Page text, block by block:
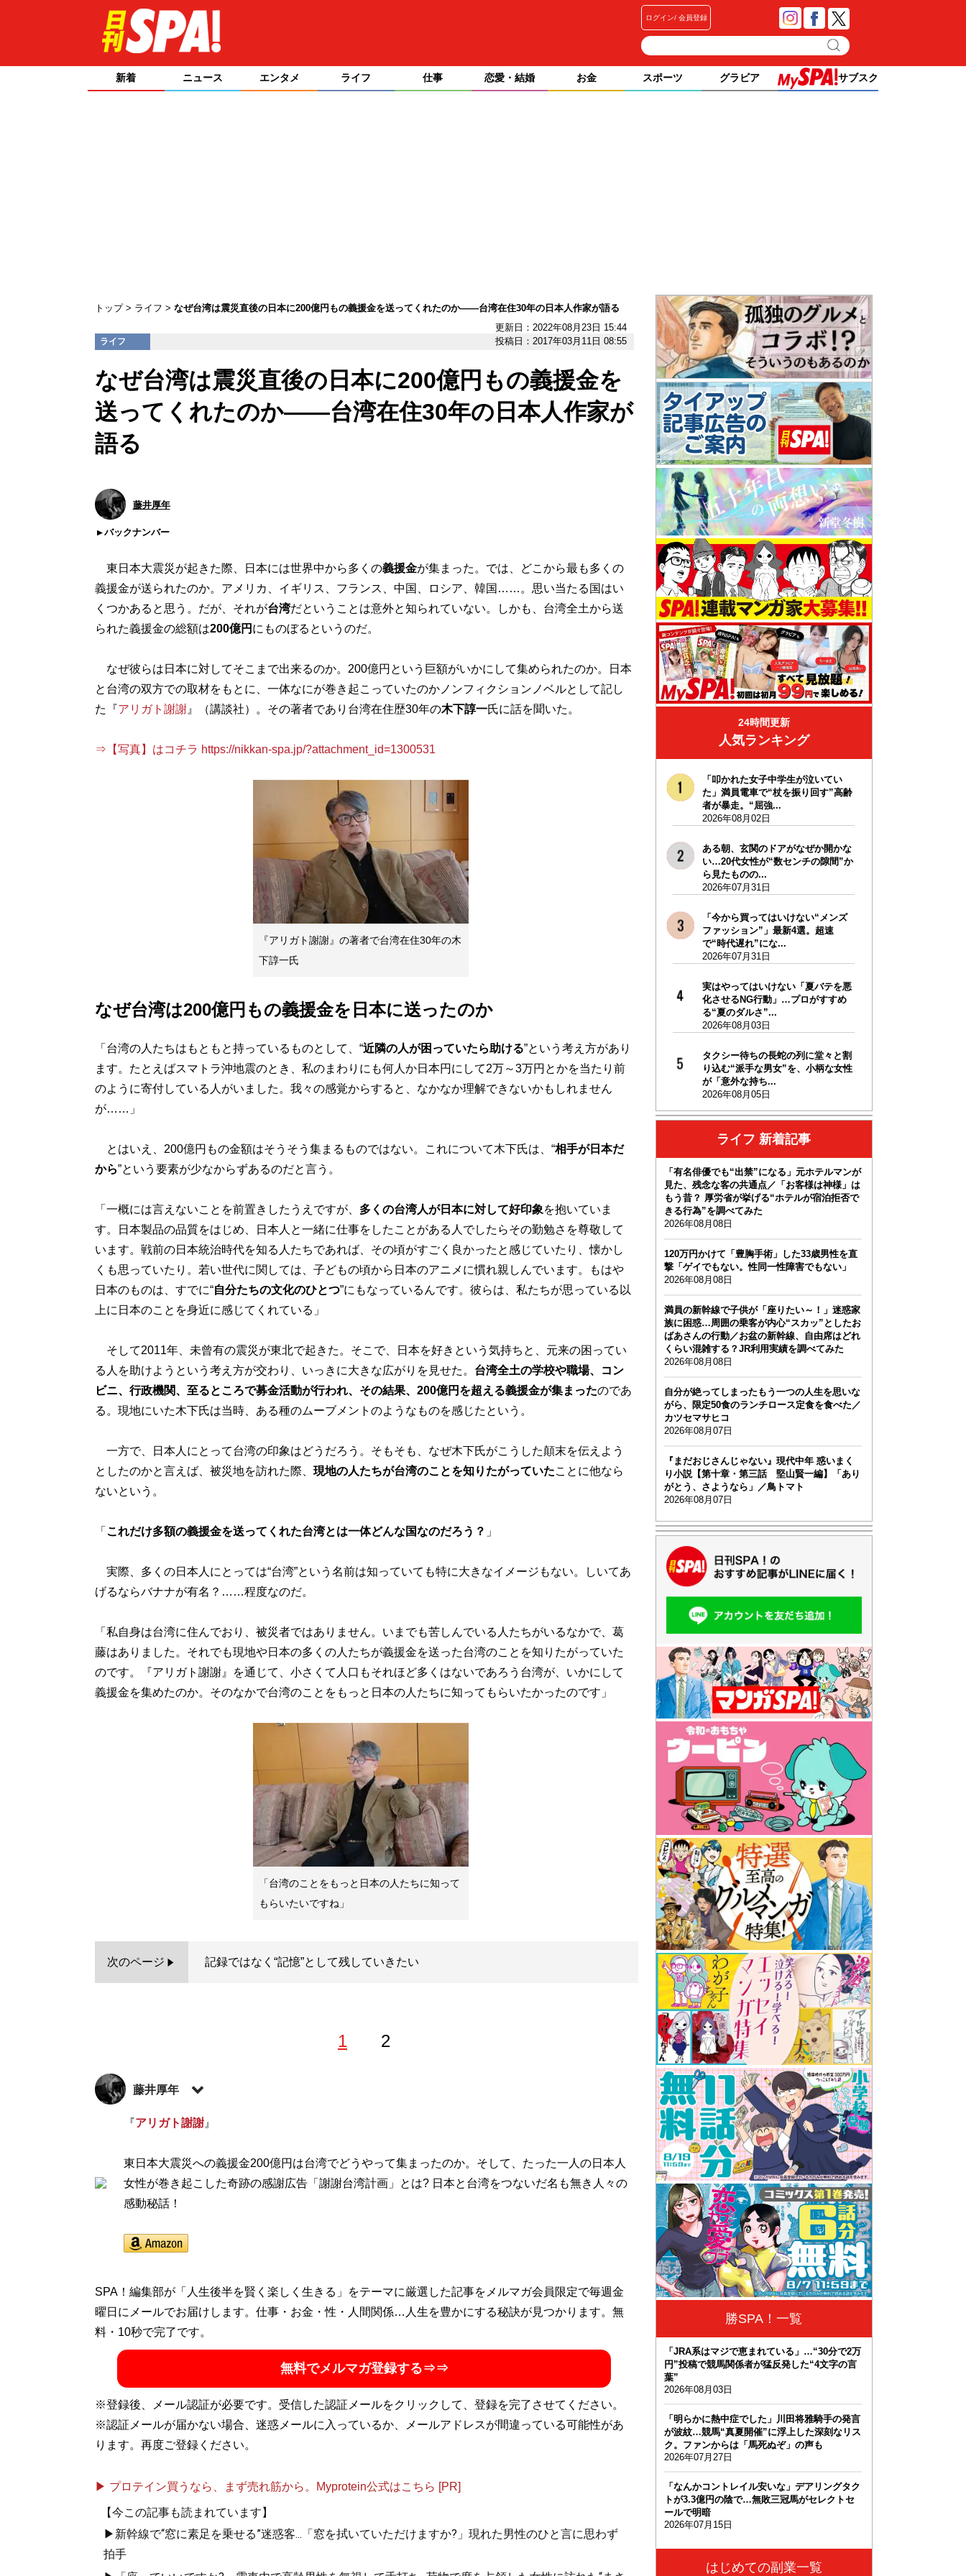
ログイン 会員登録
新着 ニュース エンタメ ライフ 仕事 恋愛・結婚 お金 スポーツ グラビア サブスク
トップ ライフ
なぜ台湾は震災直後の日本に200億円もの義援金を送ってくれたのか――台湾在住30年の日本人作家が語る
更新日：2022年08月23日 15:44
ライフ 投稿日：2017年03月11日 08:55
なぜ台湾は震災直後の日本に200億円もの義援金を
送ってくれたのか――台湾在住30年の日本人作家が
語る
藤井厚年
バックナンバー
東日本大震災が起きた際、日本には世界中から多くの義援金が集まった。では、どこから最も多くの
義援金が送られたのか。アメリカ、イギリス、フランス、中国、ロシア、韓国……。思い当たる国はい
くつかあると思う。だが、それが台湾だということは意外と知られていない。しかも、台湾全土から送
られた義援金の総額は200億円 にものぼるというのだ。
なぜ彼らは日本に対してそこまで出来るのか。200億円という巨額がいかにして集められたのか。日本
と台湾の双方での取材をもとに、一体なにが巻き起こっていたのかノンフィクションノベルとして記し
た『アリガト謝謝』（講談社）。その著者であり台湾在住歴30年の木下諄一氏に話を聞いた。
⇒【写真】はコチラ https://nikkan-spa.jp/?attachment_id=1300531
『アリガト謝謝』の著者で台湾在住30年の木
下諄一氏
なぜ台湾は200億円もの義援金を日本に送ったのか
「台湾の人たちはもともと持っているものとして、“近隣の人が困っていたら助ける”という考え方があり
ます。たとえばスマトラ沖地震のとき、私のまわりにも何人か日本円にして2万～3万円とかを当たり前
のように寄付している人がいました。我々の感覚からすると、なかなか理解できないかもしれません
が……」
とはいえ、200億円もの金額はそうそう集まるものではない。これについて木下氏は、“相手が日本だ
から”という要素が少なからずあるのだと言う。
「一概には言えないことを前置きしたうえですが、 多くの台湾人が日本に対して好印象を抱いていま
す。日本製品の品質をはじめ、日本人と一緒に仕事をしたことがある人でしたらその勤勉さを尊敬して
います。戦前の日本統治時代を知る人たちであれば、その頃がすごく良かったと感じていたり、懐かし
くも思っていたり。若い世代に関しては、子どもの頃から日本のアニメに慣れ親しんでいます。もはや
日本のものは、すでに“自分たちの文化のひとつ”にもなっているんです。彼らは、私たちが思っている以
上に日本のことを身近に感じてくれている」
そして2011年、未曾有の震災が東北で起きた。そこで、日本を好きという気持ちと、元来の困ってい
る人を助けようという考え方が交わり、いっきに大きな広がりを見せた。 台湾全土の学校や職場、コン
ビニ、行政機関、至るところで募金活動が行われ、その結果、200億円を超える義援金が集まったのであ
る。現地にいた木下氏は当時、ある種のムーブメントのようなものを感じたという。
一方で、日本人にとって台湾の印象はどうだろう。そもそも、なぜ木下氏がこうした顛末を伝えよう
としたのかと言えば、被災地を訪れた際、 現地の人たちが台湾のことを知りたがっていたことに他なら
ないという。
「 これだけ多額の義援金を送ってくれた台湾とは一体どんな国なのだろう？ 」
実際、多くの日本人にとっては“台湾”という名前は知っていても特に大きなイメージもない。しいてあ
げるならバナナが有名？……程度なのだ。
「私自身は台湾に住んでおり、被災者ではありません。いまでも苦しんでいる人たちがいるなかで、葛
藤はありました。それでも現地や日本の多くの人たちが義援金を送った台湾のことを知りたがっていた
のです。『アリガト謝謝』を通じて、小さくて人口もそれほど多くはないであろう台湾が、いかにして
義援金を集めたのか。そのなかで台湾のことをもっと日本の人たちに知ってもらいたかったのです」
「台湾のことをもっと日本の人たちに知って
もらいたいですね」
次のページ 記録ではなく“記憶”として残していきたい
1 2
藤井厚年
明治大学商学部卒業後、金融機関を経て、渋谷系ファッション雑誌『men’s egg』編集部員に。その後は
い“二刀流”の編集記者として活動中。若者カルチャーから社会問題、芸能人などのエンタメ系まで幅広く
取材する。趣味はカメラ。X（旧Twitter）：＠FujiiAtsutoshi
『アリガト謝謝』
東日本大震災への義援金200億円は台湾でどうやって集まったのか。そして、たった一人の日本人
女性が巻き起こした奇跡の感謝広告「謝謝台湾計画」とは? 日本と台湾をつないだ名も無き人々の
感動秘話！
SPA！編集部が「人生後半を賢く楽しく生きる」をテーマに厳選した記事をメルマガ会員限定で毎週金
曜日にメールでお届けします。仕事・お金・性・人間関係…人生を豊かにする秘訣が見つかります。無
料・10秒で完了です。
無料でメルマガ登録する⇒⇒
※登録後、メール認証が必要です。受信した認証メールをクリックして、登録を完了させてください。
※認証メールが届かない場合、迷惑メールに入っているか、メールアドレスが間違っている可能性があ
ります。再度ご登録ください。
▶ プロテイン買うなら、まず売れ筋から。Myprotein公式はこちら [PR]
【今この記事も読まれています】
▶新幹線で“窓に素足を乗せる”迷惑客...「窓を拭いていただけますか?」現れた男性のひと言に思わず
拍手
24時間更新
人気ランキング
「叩かれた女子中学生が泣いてい
た」満員電車で“杖を振り回す”高齢
者が暴走。“屈強...
2026年08月02日
ある朝、玄関のドアがなぜか開かな
い…20代女性が“数センチの隙間”か
ら見たものの...
2026年07月31日
「今から買ってはいけない“メンズ
ファッション”」最新4選。超速
で“時代遅れ”にな...
2026年07月31日
実はやってはいけない「夏バテを悪
化させるNG行動」…プロがすすめ
る“夏のダルさ”...
2026年08月03日
タクシー待ちの長蛇の列に堂々と割
り込む“派手な男女”を、小柄な女性
が「意外な持ち...
2026年08月05日
ライフ 新着記事
「有名俳優でも“出禁”になる」元ホテルマンが
見た、残念な客の共通点／「お客様は神様」は
もう昔？ 厚労省が挙げる“ホテルが宿泊拒否で
きる行為”を調べてみた
2026年08月08日
120万円かけて「豊胸手術」した33歳男性を直
撃「ゲイでもない。性同一性障害でもない」
2026年08月08日
満員の新幹線で子供が「座りたい～！」迷惑家
族に困惑…周囲の乗客が内心“スカッ”としたお
ばあさんの行動／お盆の新幹線、自由席はどれ
くらい混雑する？JR利用実績を調べてみた
2026年08月08日
自分が絶ってしまったもう一つの人生を思いな
がら、限定50食のランチロース定食を食べた／
カツセマサヒコ
2026年08月07日
『まだおじさんじゃない』現代中年 惑いまく
り小説【第十章・第三話 堅山賢一編】「あり
がとう、さようなら」／鳥トマト
2026年08月07日
勝SPA！一覧
「JRA系はマジで恵まれている」…“30分で2万
円”投稿で競馬関係者が猛反発した“4文字の言
葉”
2026年08月03日
「明らかに熱中症でした」川田将雅騎手の発言
が波紋…競馬“真夏開催”に浮上した深刻なリス
ク。ファンからは「馬死ぬぞ」の声も
2026年07月27日
「なんかコントレイル安いな」デアリングタク
トが3.3億円の陰で…無敗三冠馬がセレクトセ
ールで明暗
2026年07月15日
はじめての副業一覧